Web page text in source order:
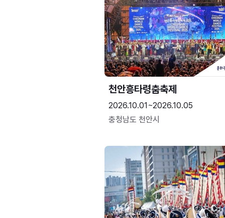
천안흥타령춤축제
2026.10.01~2026.10.05
충청남도 천안시